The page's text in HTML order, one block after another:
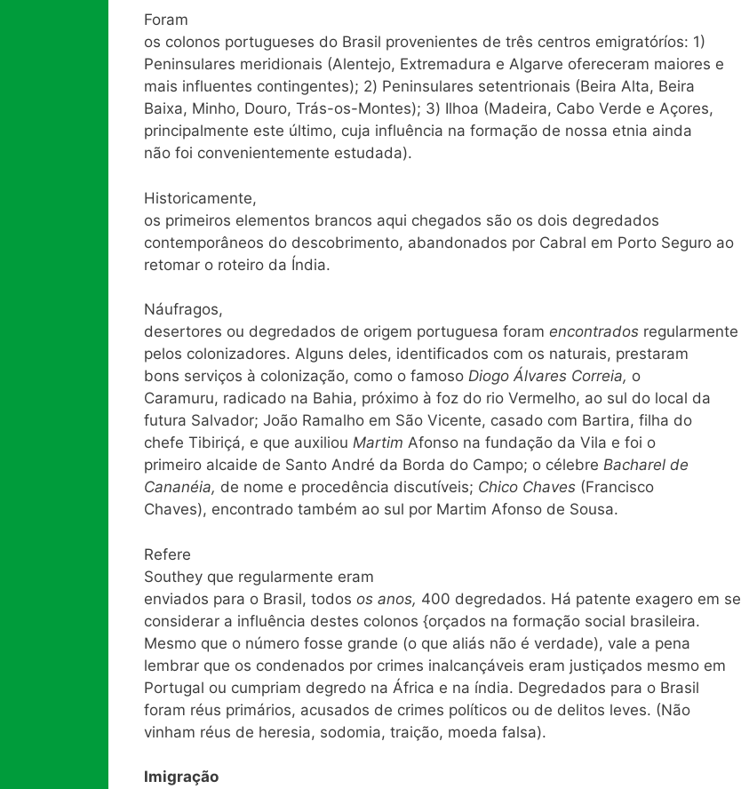
Foram
os colonos portugueses do Brasil provenientes de três centros emigratóríos: 1)
Peninsulares meridionais (Alentejo, Extremadura e Algarve ofereceram maiores e
mais influentes contingentes); 2) Peninsulares setentrionais (Beira Alta, Beira
Baixa, Minho, Douro, Trás-os-Montes); 3) Ilhoa (Madeira, Cabo Verde e Açores,
principalmente este último, cuja influência na formação de nossa etnia ainda
não foi convenientemente estudada).
Historicamente,
os primeiros elementos brancos aqui chegados são os dois degredados
contemporâneos do descobrimento, abandonados por Cabral em Porto Seguro ao
retomar o roteiro da Índia.
Náufragos,
desertores ou degredados de origem portuguesa foram encontrados regularmente
pelos colonizadores. Alguns deles, identificados com os naturais, prestaram
bons serviços à colonização, como o famoso Diogo Álvares Correia, o
Caramuru, radicado na Bahia, próximo à foz do rio Vermelho, ao sul do local da
futura Salvador; João Ramalho em São Vicente, casado com Bartira, filha do
chefe Tibiriçá, e que auxiliou Martim Afonso na fundação da Vila e foi o
primeiro alcaide de Santo André da Borda do Campo; o célebre Bacharel de
Cananéia, de nome e procedência discutíveis; Chico Chaves (Francisco
Chaves), encontrado também ao sul por Martim Afonso de Sousa.
Refere
Southey que regularmente eram
enviados para o Brasil, todos os anos, 400 degredados. Há patente exagero em se
considerar a influência destes colonos {orçados na formação social brasileira.
Mesmo que o número fosse grande (o que aliás não é verdade), vale a pena
lembrar que os condenados por crimes inalcançáveis eram justiçados mesmo em
Portugal ou cumpriam degredo na África e na índia. Degredados para o Brasil
foram réus primários, acusados de crimes políticos ou de delitos leves. (Não
vinham réus de heresia, sodomia, traição, moeda falsa).
Imigração